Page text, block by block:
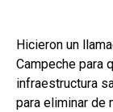
Hicieron un
Campeche para
infraestructura
para eliminar de